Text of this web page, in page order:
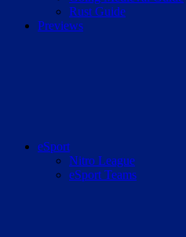
Rust Guide
Previews
eSport
Nitro League
eSport Teams